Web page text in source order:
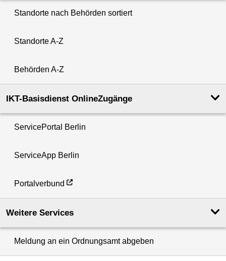
Standorte nach Behörden sortiert
Standorte A-Z
Behörden A-Z
IKT-Basisdienst OnlineZugänge
ServicePortal Berlin
ServiceApp Berlin
Portalverbund
Weitere Services
Meldung an ein Ordnungsamt abgeben